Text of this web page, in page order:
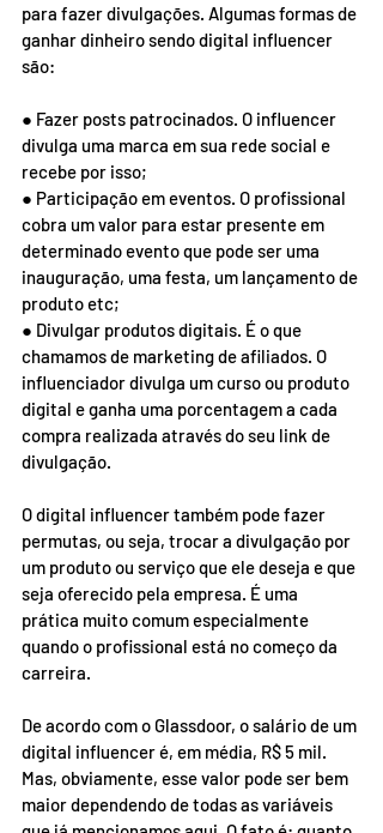
para fazer divulgações. Algumas formas de
ganhar dinheiro sendo digital influencer
são:
● Fazer posts patrocinados. O influencer
divulga uma marca em sua rede social e
recebe por isso;
● Participação em eventos. O profissional
cobra um valor para estar presente em
determinado evento que pode ser uma
inauguração, uma festa, um lançamento de
produto etc;
● Divulgar produtos digitais. É o que
chamamos de marketing de afiliados. O
influenciador divulga um curso ou produto
digital e ganha uma porcentagem a cada
compra realizada através do seu link de
divulgação.
O digital influencer também pode fazer
permutas, ou seja, trocar a divulgação por
um produto ou serviço que ele deseja e que
seja oferecido pela empresa. É uma
prática muito comum especialmente
quando o profissional está no começo da
carreira.
De acordo com o Glassdoor, o salário de um
digital influencer é, em média, R$ 5 mil.
Mas, obviamente, esse valor pode ser bem
maior dependendo de todas as variáveis